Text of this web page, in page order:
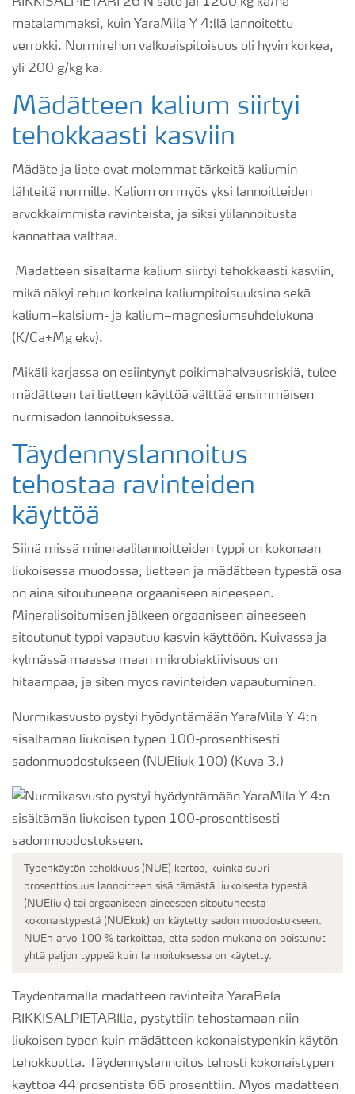
RIKKISALPIETARI 26 N sato jäi 1200 kg ka/ha
matalammaksi, kuin YaraMila Y 4:llä lannoitettu
verrokki. Nurmirehun valkuaispitoisuus oli hyvin korkea,
yli 200 g/kg ka.
Mädätteen kalium siirtyi
tehokkaasti kasviin
Mädäte ja liete ovat molemmat tärkeitä kaliumin
lähteitä nurmille. Kalium on myös yksi lannoitteiden
arvokkaimmista ravinteista, ja siksi ylilannoitusta
kannattaa välttää.
Mädätteen sisältämä kalium siirtyi tehokkaasti kasviin,
mikä näkyi rehun korkeina kaliumpitoisuuksina sekä
kalium–kalsium- ja kalium–magnesiumsuhdelukuna
(K/Ca+Mg ekv).
Mikäli karjassa on esiintynyt poikimahalvausriskiä, tulee
mädätteen tai lietteen käyttöä välttää ensimmäisen
nurmisadon lannoituksessa.
Täydennyslannoitus
tehostaa ravinteiden
käyttöä
Siinä missä mineraalilannoitteiden typpi on kokonaan
liukoisessa muodossa, lietteen ja mädätteen typestä osa
on aina sitoutuneena orgaaniseen aineeseen.
Mineralisoitumisen jälkeen orgaaniseen aineeseen
sitoutunut typpi vapautuu kasvin käyttöön. Kuivassa ja
kylmässä maassa maan mikrobiaktiivisuus on
hitaampaa, ja siten myös ravinteiden vapautuminen.
Nurmikasvusto pystyi hyödyntämään YaraMila Y 4:n
sisältämän liukoisen typen 100-prosenttisesti
sadonmuodostukseen (NUEliuk 100) (Kuva 3.)
Typenkäytön tehokkuus (NUE) kertoo, kuinka suuri
prosenttiosuus lannoitteen sisältämästä liukoisesta typestä
(NUEliuk) tai orgaaniseen aineeseen sitoutuneesta
kokonaistypestä (NUEkok) on käytetty sadon muodostukseen.
NUEn arvo 100 % tarkoittaa, että sadon mukana on poistunut
yhtä paljon typpeä kuin lannoituksessa on käytetty.
Täydentämällä mädätteen ravinteita YaraBela
RIKKISALPIETARIlla, pystyttiin tehostamaan niin
liukoisen typen kuin mädätteen kokonaistypenkin käytön
tehokkuutta. Täydennyslannoitus tehosti kokonaistypen
käyttöä 44 prosentista 66 prosenttiin. Myös mädätteen